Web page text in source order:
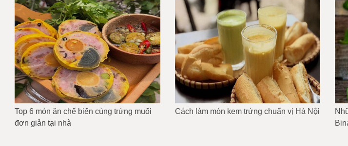
Top 6 món ăn chế biến cùng trứng muối
đơn giản tại nhà
Cách làm món kem trứng chuẩn vị Hà Nội